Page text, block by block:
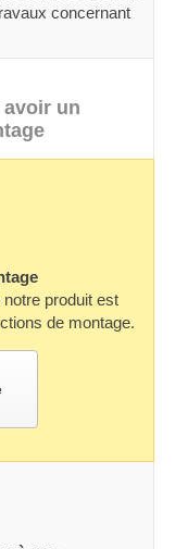
concernant
un
produit est
de montage.